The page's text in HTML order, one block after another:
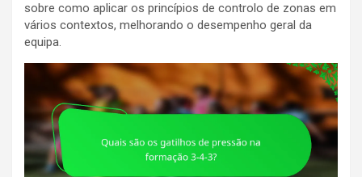
sobre como aplicar os princípios de controlo de zonas em
vários contextos, melhorando o desempenho geral da
equipa.